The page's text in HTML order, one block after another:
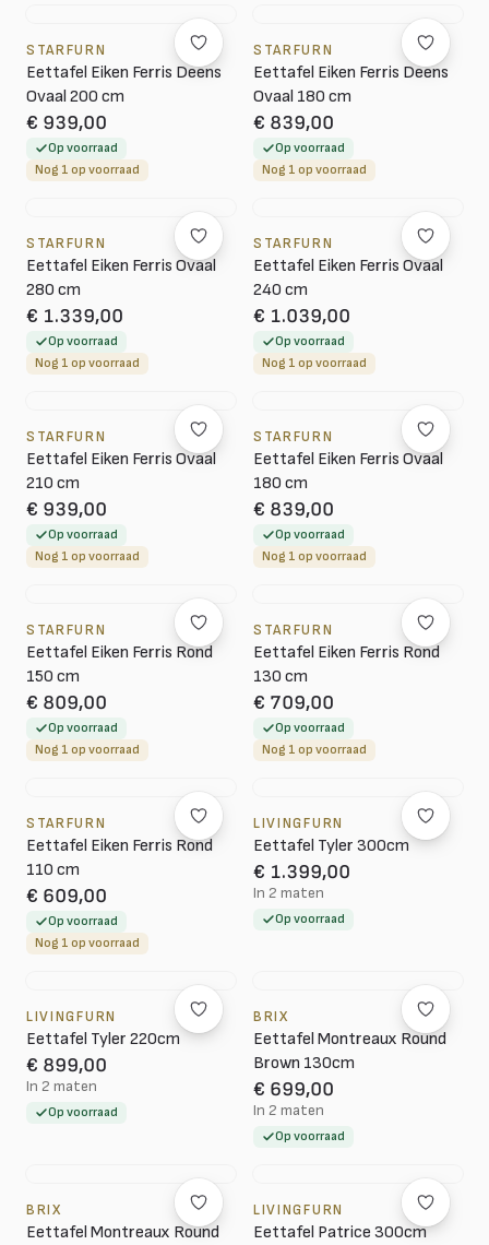
STARFURN
Eettafel Eiken Ferris Deens
Ovaal 200 cm
€ 939,00
Op voorraad
Nog 1 op voorraad
STARFURN
Eettafel Eiken Ferris Deens
Ovaal 180 cm
€ 839,00
Op voorraad
Nog 1 op voorraad
STARFURN
Eettafel Eiken Ferris Ovaal
280 cm
€ 1.339,00
Op voorraad
Nog 1 op voorraad
STARFURN
Eettafel Eiken Ferris Ovaal
240 cm
€ 1.039,00
Op voorraad
Nog 1 op voorraad
STARFURN
Eettafel Eiken Ferris Ovaal
210 cm
€ 939,00
Op voorraad
Nog 1 op voorraad
STARFURN
Eettafel Eiken Ferris Ovaal
180 cm
€ 839,00
Op voorraad
Nog 1 op voorraad
STARFURN
Eettafel Eiken Ferris Rond
150 cm
€ 809,00
Op voorraad
Nog 1 op voorraad
STARFURN
Eettafel Eiken Ferris Rond
130 cm
€ 709,00
Op voorraad
Nog 1 op voorraad
STARFURN
Eettafel Eiken Ferris Rond
110 cm
€ 609,00
Op voorraad
Nog 1 op voorraad
LIVINGFURN
Eettafel Tyler 300cm
€ 1.399,00
In 2 maten
Op voorraad
LIVINGFURN
Eettafel Tyler 220cm
€ 899,00
In 2 maten
Op voorraad
BRIX
Eettafel Montreaux Round
Brown 130cm
€ 699,00
In 2 maten
Op voorraad
BRIX
Eettafel Montreaux Round
LIVINGFURN
Eettafel Patrice 300cm